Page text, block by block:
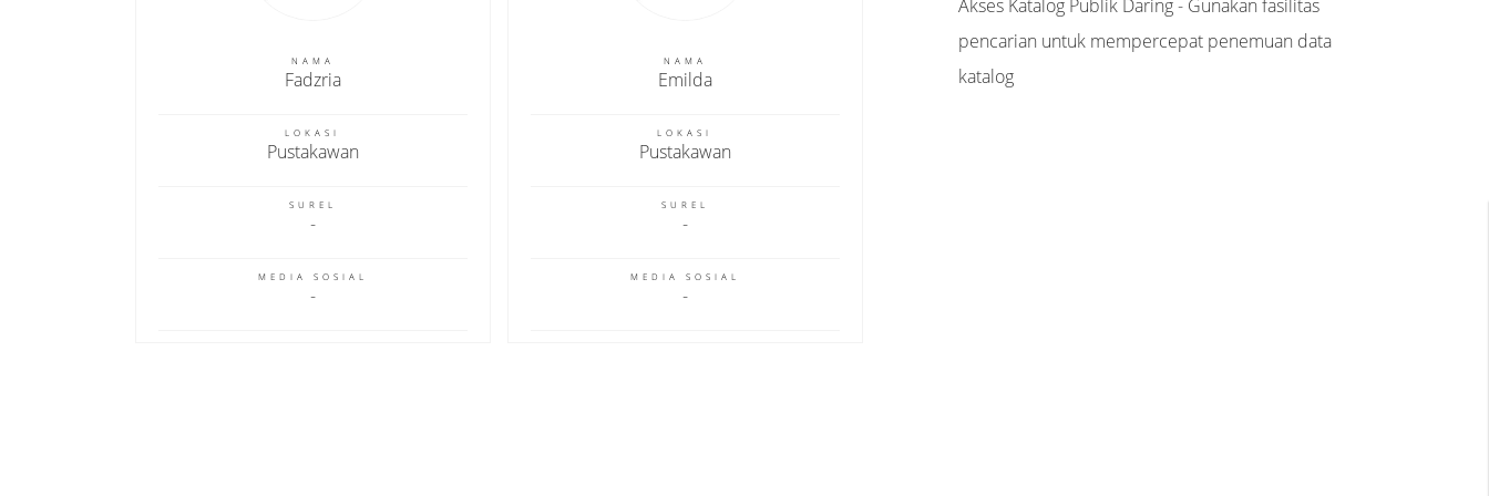
NAMA
Fadzria
LOKASI
Pustakawan
SUREL
MEDIA SOSIAL
NAMA
Emilda
LOKASI
Pustakawan
SUREL
MEDIA SOSIAL
Akses Katalog Publik Daring - Gunakan fasilitas
pencarian untuk mempercepat penemuan data
katalog